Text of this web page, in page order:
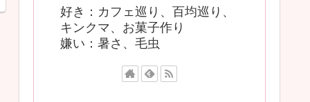
好き：カフェ巡り、百均巡り、
キンクマ、お菓子作り
嫌い：暑さ、毛虫